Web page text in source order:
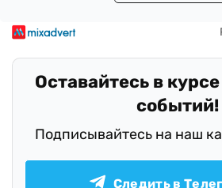
Оставайтесь в
событий!
Подписывайтесь на наш
Следить в